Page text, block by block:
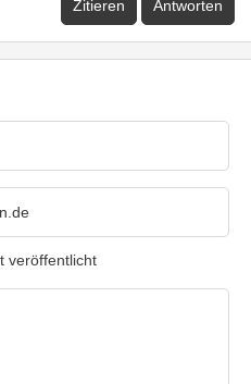
Zitieren Antworten
veröffentlicht